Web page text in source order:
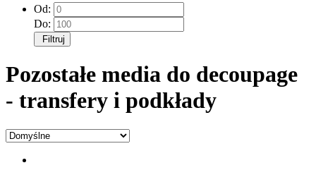
Od:
Do:
Filtruj
Pozostałe media do decoupage
- transfery i podkłady